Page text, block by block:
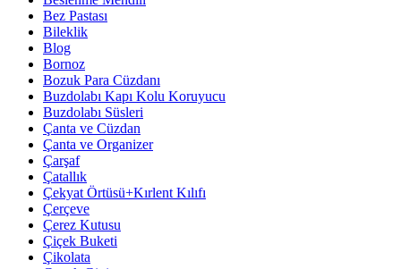
Bez Pastası
Bileklik
Blog
Bornoz
Bozuk Para Cüzdanı
Buzdolabı Kapı Kolu Koruyucu
Buzdolabı Süsleri
Çanta ve Cüzdan
Çanta ve Organizer
Çarşaf
Çatallık
Çekyat Örtüsü+Kırlent Kılıfı
Çerçeve
Çerez Kutusu
Çiçek Buketi
Çikolata